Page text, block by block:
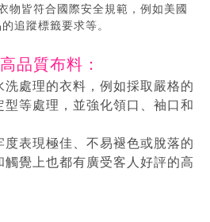
物皆符合國際安全規範，例如美國
追蹤標籤要求等。
品質布料：
處理的衣料，例如採取嚴格的
等處理，並強化領口、袖口和
表現極佳、不易褪色或脫落的
覺上也都有廣受客人好評的高